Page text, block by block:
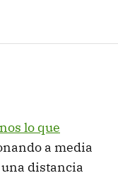
lo que
a media
distancia